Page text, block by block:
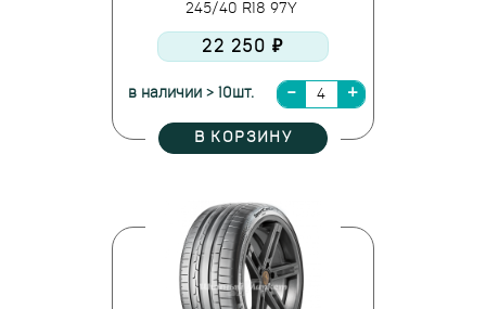
245/40 R18 97Y
22 250 ₽
в наличии > 10шт.
В КОРЗИНУ